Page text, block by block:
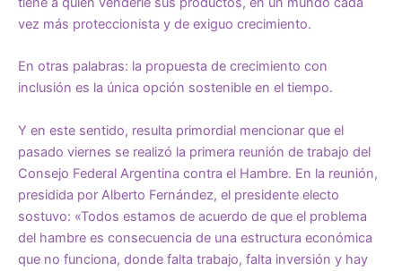
vez más proteccionista y de exiguo crecimiento.
En otras palabras: la propuesta de crecimiento con
inclusión es la única opción sostenible en el tiempo.
Y en este sentido, resulta primordial mencionar que el
pasado viernes se realizó la primera reunión de trabajo del
Consejo Federal Argentina contra el Hambre. En la reunión,
presidida por Alberto Fernández, el presidente electo
sostuvo: «Todos estamos de acuerdo de que el problema
del hambre es consecuencia de una estructura económica
que no funciona, donde falta trabajo, falta inversión y hay